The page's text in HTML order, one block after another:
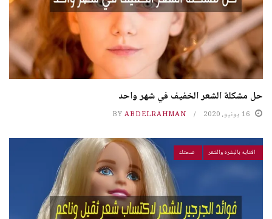
حل مشكلة الشعر الخفیف في شهر واحد
16 يونيو، 2020 BY ABDELRAHMAN
العنايه بالبشره والشعر صحتك